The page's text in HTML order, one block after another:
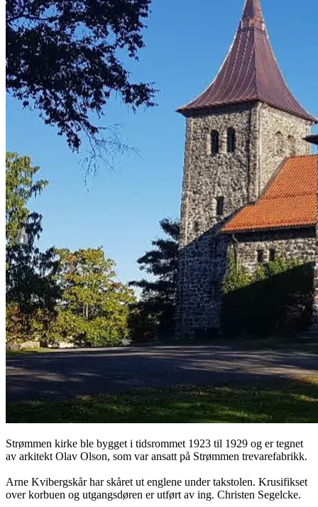
Strømmen kirke ble bygget i tidsrommet 1923 til 1929 og er tegnet
av arkitekt Olav Olson, som var ansatt på Strømmen trevarefabrikk.
Arne Kvibergskår har skåret ut englene under takstolen. Krusifikset
over korbuen og utgangsdøren er utført av ing. Christen Segelcke.